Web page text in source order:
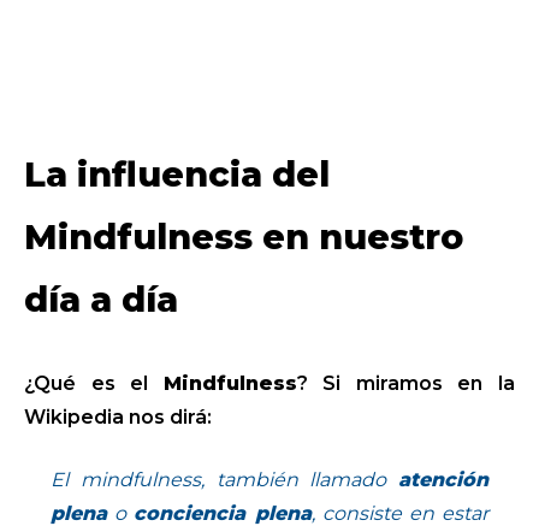
La influencia del
Mindfulness en nuestro
día a día
¿Qué es el Mindfulness? Si miramos en la
Wikipedia nos dirá:
El mindfulness, también llamado atención
plenao conciencia plena, consiste en estar